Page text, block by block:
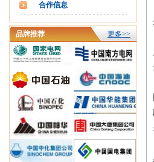
合作信息
品牌推荐 更多>>